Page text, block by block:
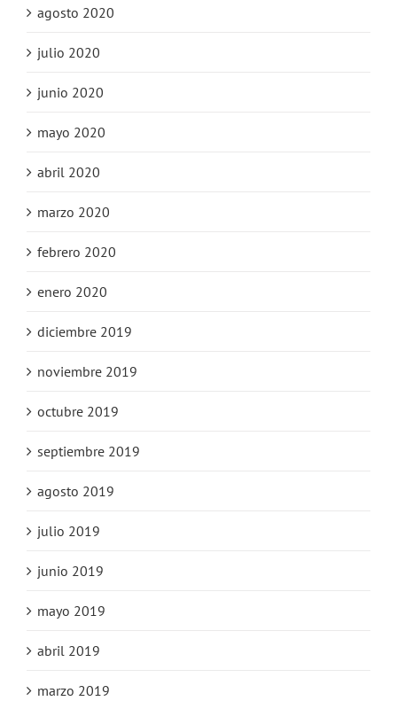
agosto 2020
julio 2020
junio 2020
mayo 2020
abril 2020
marzo 2020
febrero 2020
enero 2020
diciembre 2019
noviembre 2019
octubre 2019
septiembre 2019
agosto 2019
julio 2019
junio 2019
mayo 2019
abril 2019
marzo 2019